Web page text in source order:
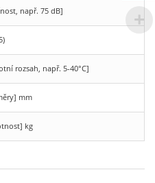
např. 75 dB]
rozsah, např. 5-40°C]
mm
kg